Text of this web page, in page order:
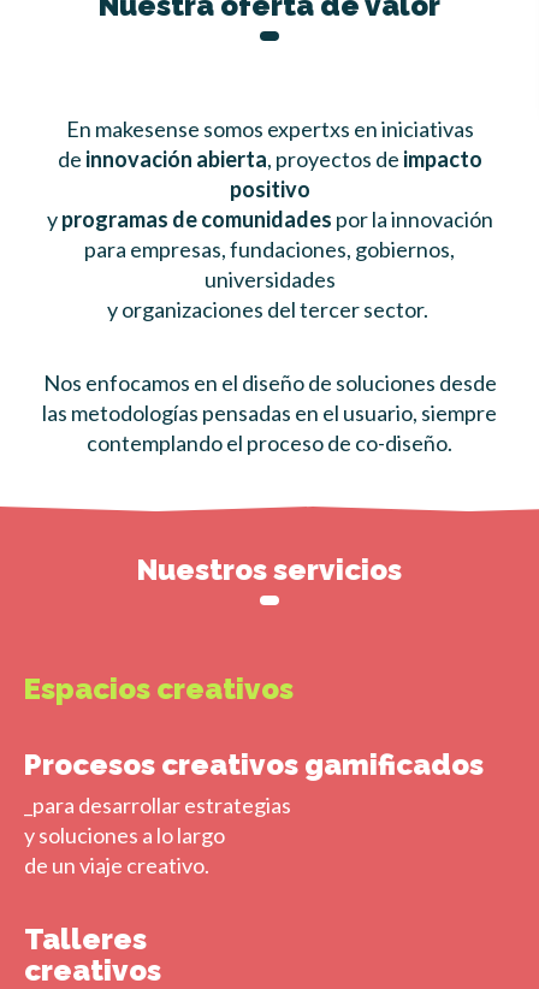
En makesense somos expertxs en iniciativas
de innovación abierta, proyectos de impacto
positivo
yprogramas de comunidades por la innovación
para empresas, fundaciones, gobiernos,
universidades
y organizaciones del tercer sector.
Nos enfocamos en el diseño de soluciones desde
las metodologías pensadas en el usuario, siempre
contemplando el proceso de co-diseño.
Nuestros servicios
Espacios creativos
Procesos creativos gamificados
_para desarrollar estrategias
y soluciones a lo largo
de un viaje creativo.
Talleres
creativos